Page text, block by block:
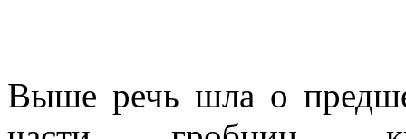
Выше речь шла о